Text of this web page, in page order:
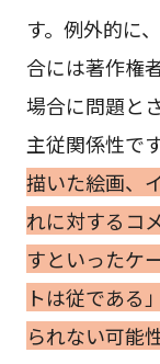
す。例外的に
合には著作権
場合に問題と
主従関係性で
描いた絵画、
れに対するコ
すといったケ
トは従である
られない可能